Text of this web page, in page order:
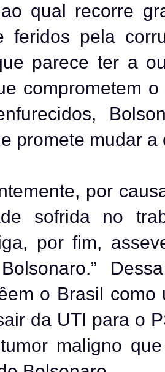
qual recorre
feridos pela
parece ter a
comprometem
promete mudar a
por
sofrida no
por fim,
o Brasil
da UTI para o
maligno